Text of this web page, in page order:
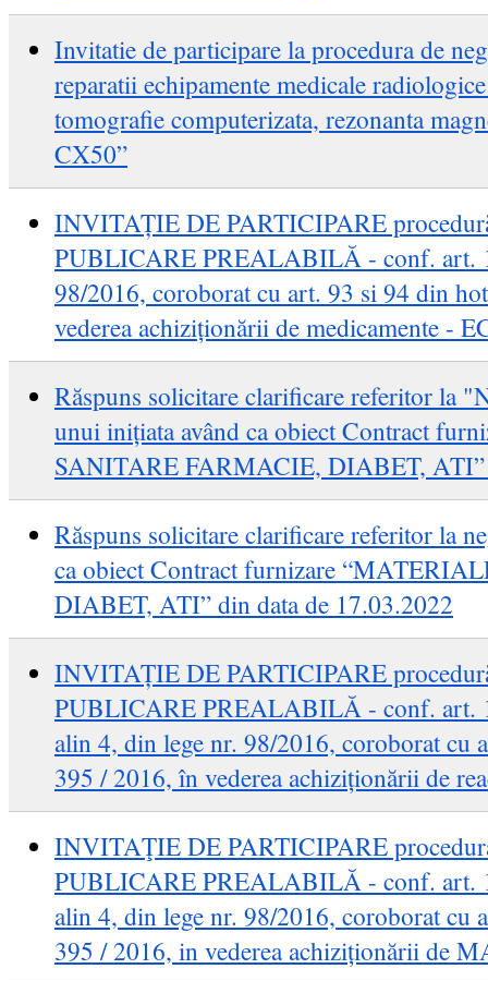
Invitatie de participare la procedura de
reparatii echipamente medicale
tomografie computerizata, rezonanta
CX50”
INVITAȚIE DE PARTICIPARE
PUBLICARE PREALABILĂ - conf. art.
98/2016, coroborat cu art. 93 si 94 din
vederea achiziționării de medicamente -
Răspuns solicitare clarificare referitor la
unui inițiata având ca obiect Contract
SANITARE FARMACIE, DIABET, ATI”
Răspuns solicitare clarificare referitor la
ca obiect Contract furnizare
DIABET, ATI” din data de 17.03.2022
INVITAȚIE DE PARTICIPARE
PUBLICARE PREALABILĂ - conf. art.
alin 4, din lege nr. 98/2016, coroborat cu
395 / 2016, în vederea achiziționării de
INVITAŢIE DE PARTICIPARE
PUBLICARE PREALABILĂ - conf. art.
alin 4, din lege nr. 98/2016, coroborat cu
395 / 2016, in vederea achiziționării de